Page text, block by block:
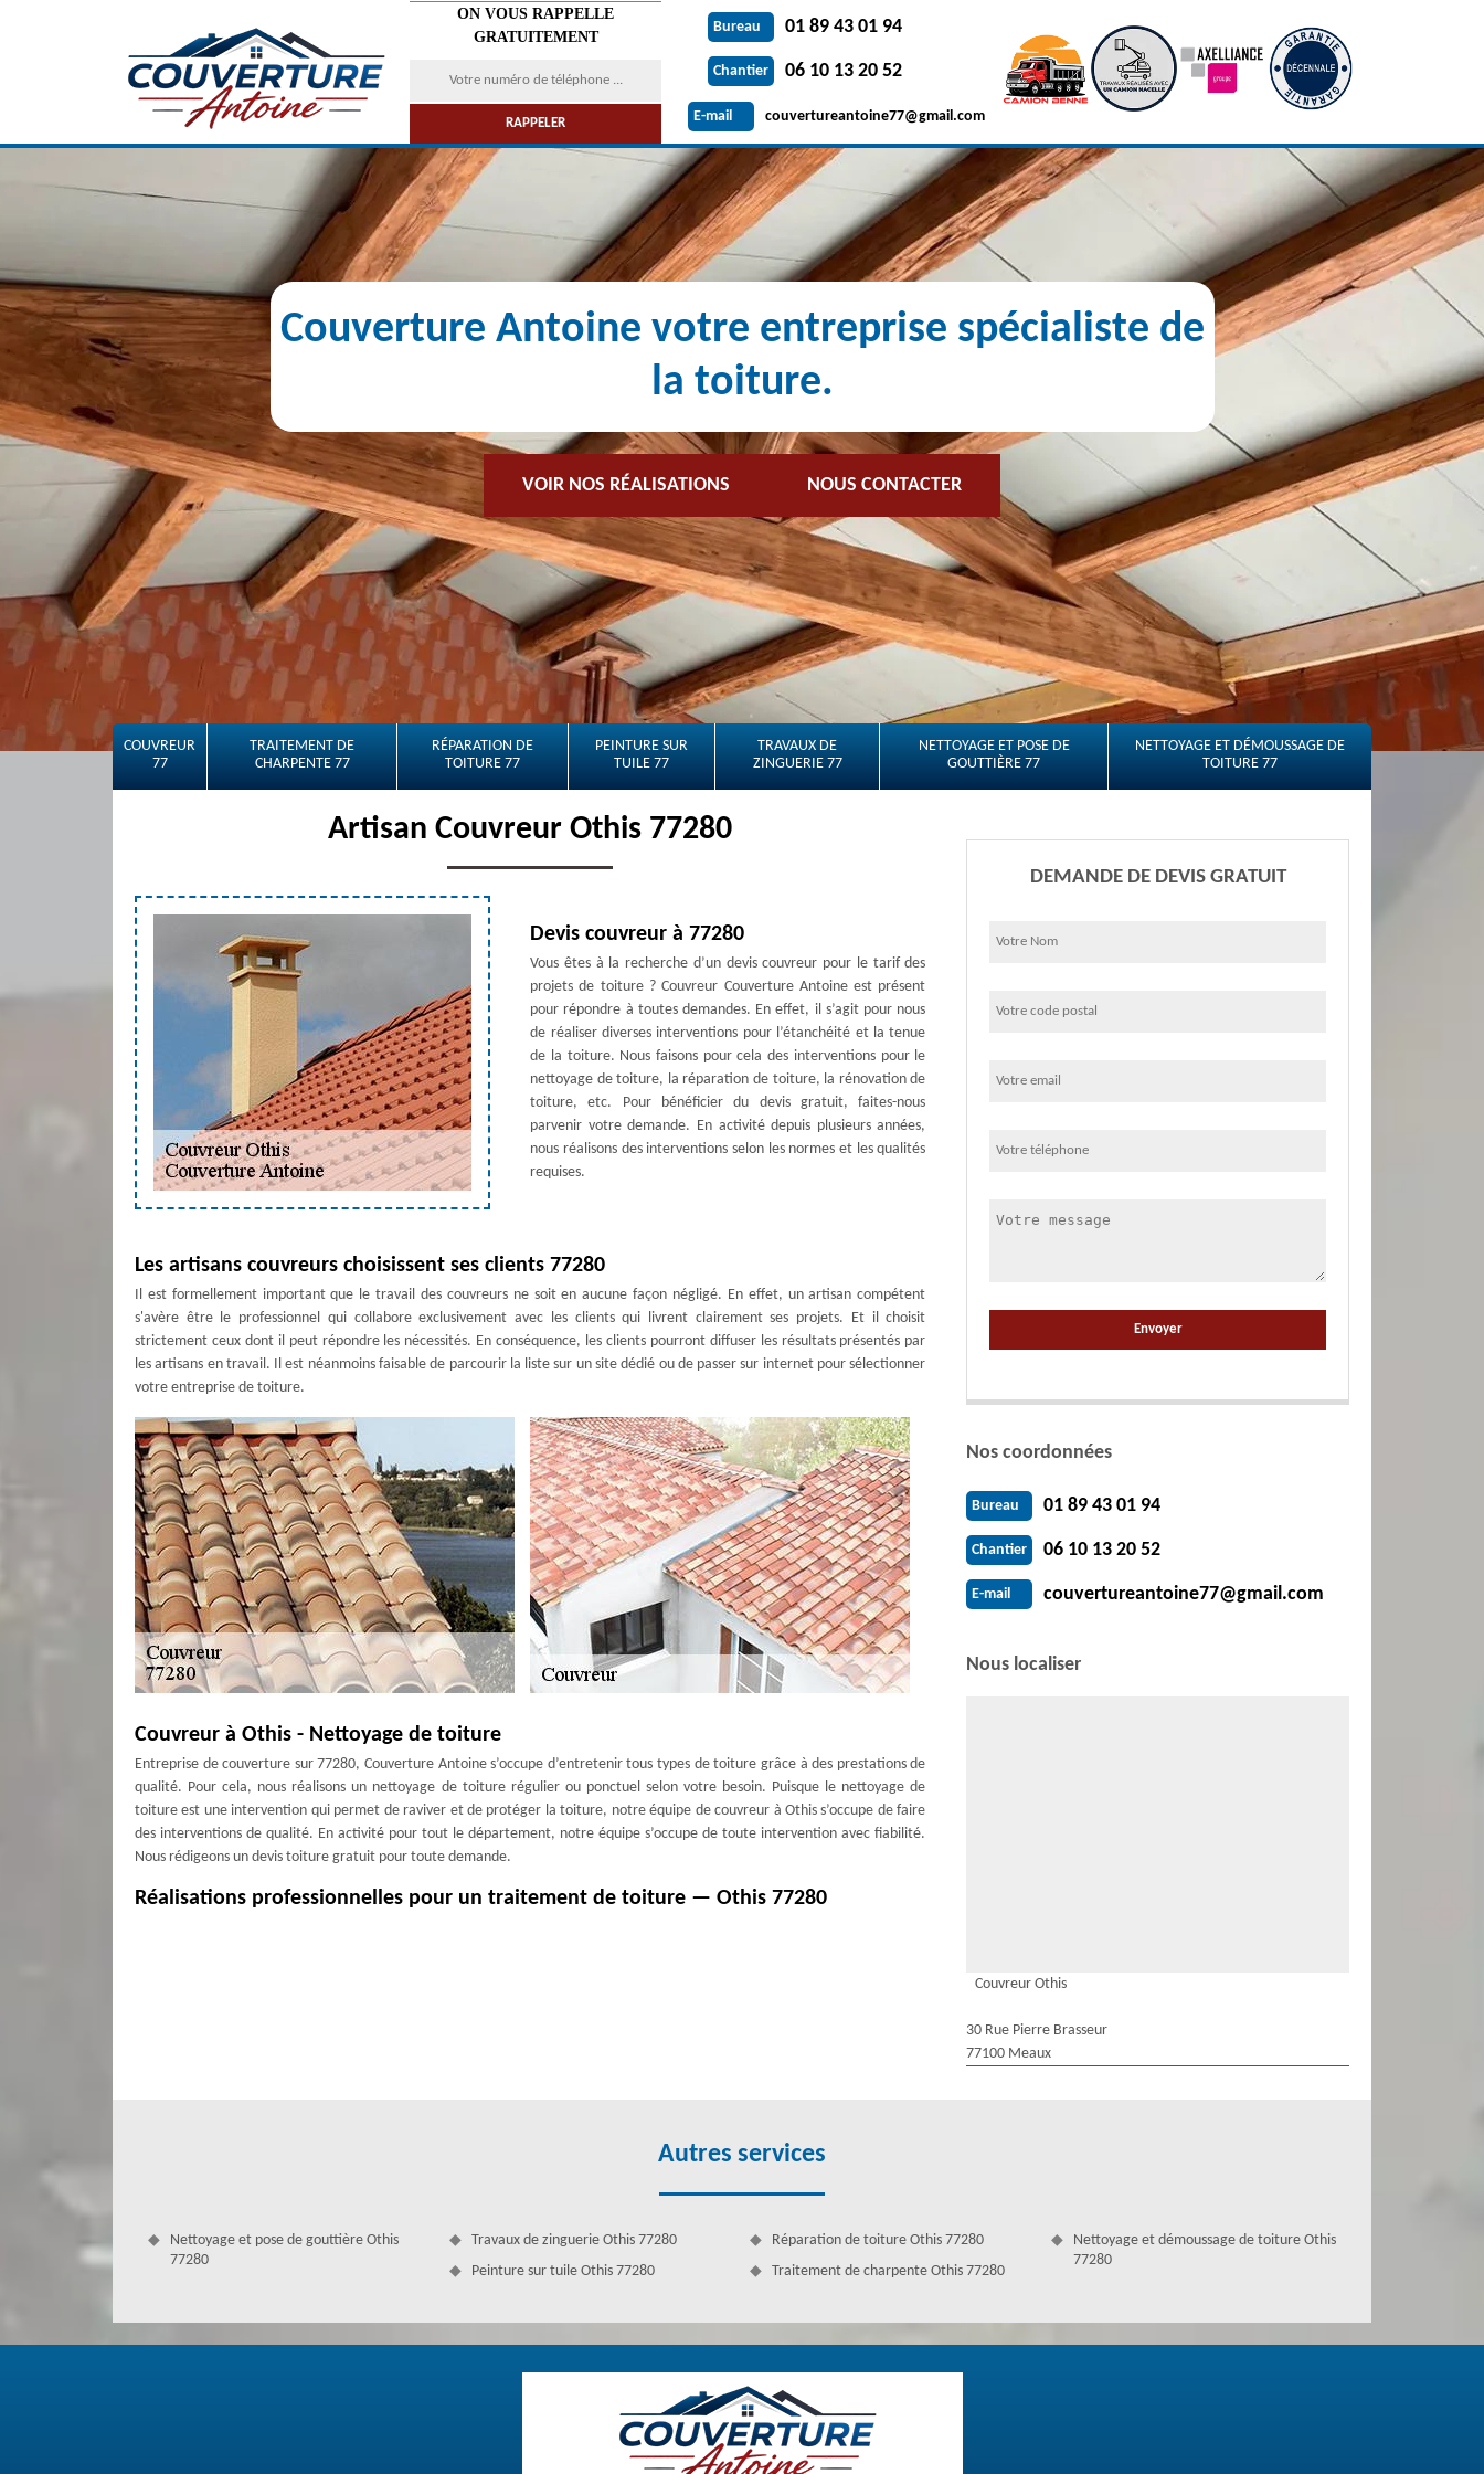
ON VOUS RAPPELLE
GRATUITEMENT
Bureau 01 89 43 01 94
Chantier 06 10 13 20 52
E-mail couvertureantoine77@gmail.com
Couverture Antoine votre entreprise spécialiste de
la toiture.
VOIR NOS RÉALISATIONS NOUS CONTACTER
COUVREUR
77
TRAITEMENT DE
CHARPENTE 77
RÉPARATION DE
TOITURE 77
PEINTURE SUR
TUILE 77
TRAVAUX DE
ZINGUERIE 77
NETTOYAGE ET POSE DE
GOUTTIÈRE 77
NETTOYAGE ET DÉMOUSSAGE DE
TOITURE 77
Artisan Couvreur Othis 77280
Devis couvreur à 77280
Vous êtes à la recherche d’un devis couvreur pour le tarif des
projets de toiture ? Couvreur Couverture Antoine est présent
pour répondre à toutes demandes. En effet, il s’agit pour nous
de réaliser diverses interventions pour l’étanchéité et la tenue
de la toiture. Nous faisons pour cela des interventions pour le
nettoyage de toiture, la réparation de toiture, la rénovation de
toiture, etc. Pour bénéficier du devis gratuit, faites-nous
parvenir votre demande. En activité depuis plusieurs années,
nous réalisons des interventions selon les normes et les qualités
requises.
Les artisans couvreurs choisissent ses clients 77280
Il est formellement important que le travail des couvreurs ne soit en aucune façon négligé. En effet, un artisan compétent
s'avère être le professionnel qui collabore exclusivement avec les clients qui livrent clairement ses projets. Et il choisit
strictement ceux dont il peut répondre les nécessités. En conséquence, les clients pourront diffuser les résultats présentés par
les artisans en travail. Il est néanmoins faisable de parcourir la liste sur un site dédié ou de passer sur internet pour sélectionner
votre entreprise de toiture.
Couvreur à Othis - Nettoyage de toiture
Entreprise de couverture sur 77280, Couverture Antoine s’occupe d’entretenir tous types de toiture grâce à des prestations de
qualité. Pour cela, nous réalisons un nettoyage de toiture régulier ou ponctuel selon votre besoin. Puisque le nettoyage de
toiture est une intervention qui permet de raviver et de protéger la toiture, notre équipe de couvreur à Othis s’occupe de faire
des interventions de qualité. En activité pour tout le département, notre équipe s’occupe de toute intervention avec fiabilité.
Nous rédigeons un devis toiture gratuit pour toute demande.
Réalisations professionnelles pour un traitement de toiture — Othis 77280
Service pour rénovation de toiture par Couverture Antoine
Nous vous proposons un bon travail qualitatif, et à prix avantageux dans des travaux toiture. Nous vous assistons depuis
longtemps, notre savoir-faire et notre capacité suffisent pour vous procurer une œuvre satisfaisante et de meilleure qualité
répondant à vos attentes. Nous avons des produits de qualité et utilisons les dernières méthodes pour que votre projet soit
impeccable. Notre équipe assurée est active tout au long de Othis. Pour chaque travail, nous vous aiderons et vous orienterons
DEMANDE DE DEVIS GRATUIT
Nos coordonnées
Bureau 01 89 43 01 94
Chantier 06 10 13 20 52
E-mail couvertureantoine77@gmail.com
Nous localiser
Couvreur Othis
30 Rue Pierre Brasseur
77100 Meaux
Autres services
Nettoyage et pose de gouttière Othis
77280
Travaux de zinguerie Othis 77280
Peinture sur tuile Othis 77280
Réparation de toiture Othis 77280
Traitement de charpente Othis 77280
Nettoyage et démoussage de toiture Othis
77280